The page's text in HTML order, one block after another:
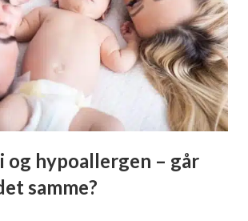
og hypoallergen – går
samme?